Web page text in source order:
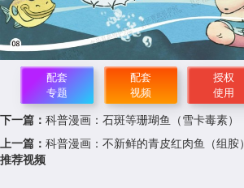
配套
专题
配套
视频
授权
使用
下一篇： 科普漫画：石斑等珊瑚鱼（雪卡毒素）
上一篇： 科普漫画：不新鲜的青皮红肉鱼（组胺）
推荐视频